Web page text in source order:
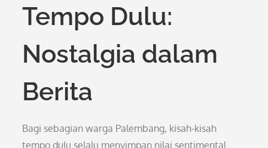
Tempo Dulu:
Nostalgia dalam
Berita
Bagi sebagian warga Palembang, kisah-kisah
tempo dulu selalu menyimpan nilai sentimental